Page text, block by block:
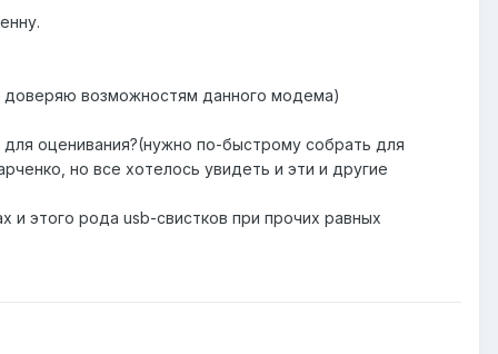
доверяю возможностям данного модема)
оценивания?(нужно по-быстрому собрать для
но все хотелось увидеть и эти и другие
и этого рода usb-свистков при прочих равных